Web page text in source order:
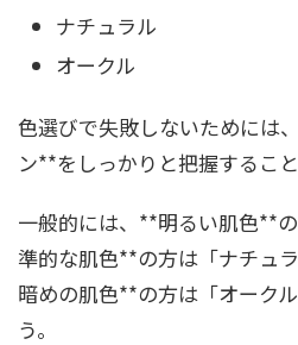
ナチュラル
オークル
色選びで失敗しないためには
ン**をしっかりと把握すること
一般的には、**明るい肌色**
準的な肌色**の方は「ナチュ
暗めの肌色**の方は「オーク
う。